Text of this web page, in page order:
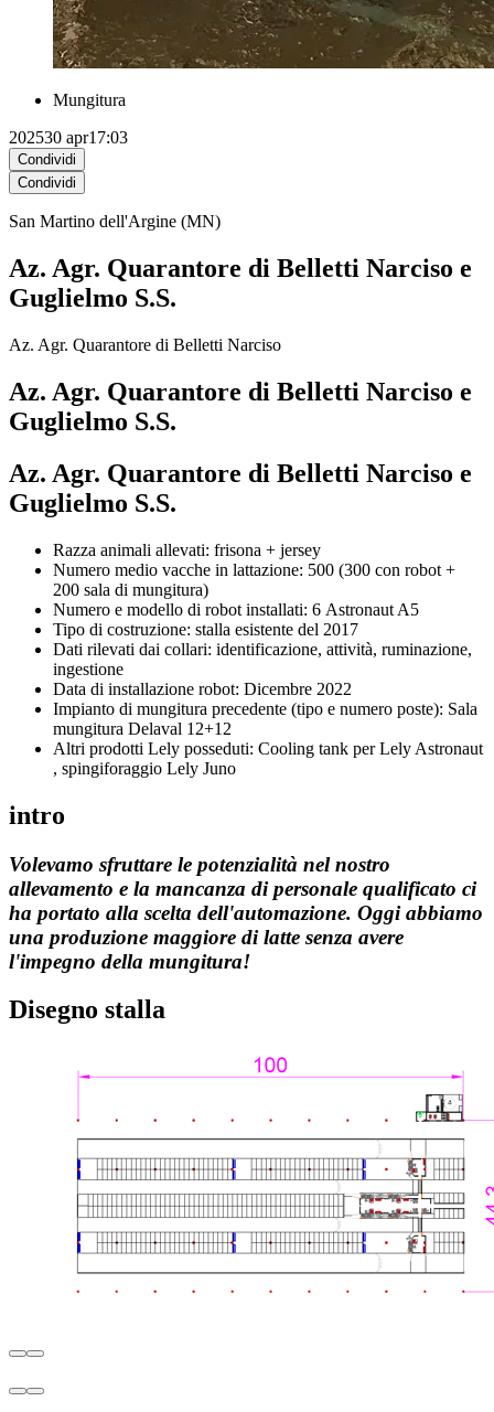
Mungitura
202530 apr17:03
Condividi
Condividi
San Martino dell'Argine (MN)
​Az. Agr. Quarantore di Belletti Narciso e
Guglielmo S.S.
Az. Agr. Quarantore di Belletti Narciso
​Az. Agr. Quarantore di Belletti Narciso e
Guglielmo S.S.
​Az. Agr. Quarantore di Belletti Narciso e
Guglielmo S.S.
Razza animali allevati: frisona + jersey
Numero medio vacche in lattazione: 500 (300 con robot +
200 sala di mungitura)
Numero e modello di robot installati: 6 Astronaut A5
Tipo di costruzione: stalla esistente del 2017
Dati rilevati dai collari: identificazione, attività, ruminazione,
ingestione
Data di installazione robot: Dicembre 2022
Impianto di mungitura precedente (tipo e numero poste): Sala
mungitura Delaval 12+12
Altri prodotti Lely posseduti: Cooling tank per Lely Astronaut
, spingiforaggio Lely Juno
intro
Volevamo sfruttare le potenzialità nel nostro
allevamento e la mancanza di personale qualificato ci
ha portato alla scelta dell'automazione. Oggi abbiamo
una produzione maggiore di latte senza avere
l'impegno della mungitura!
Disegno stalla